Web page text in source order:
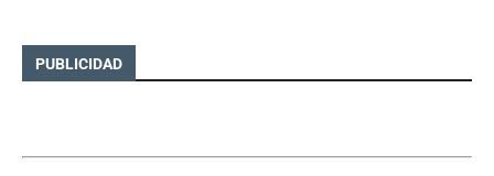
PUBLICIDAD